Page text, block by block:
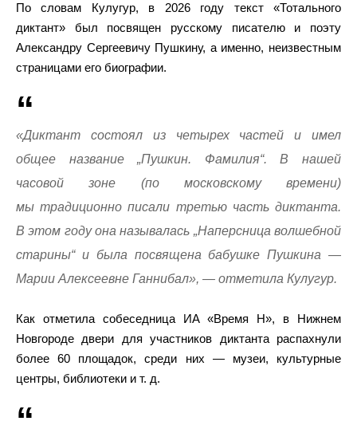
По словам Кулугур, в 2026 году текст «Тотального
диктант» был посвящен русскому писателю и поэту
Александру Сергеевичу Пушкину, а именно, неизвестным
страницами его биографии.
«Диктант состоял из четырех частей и имел
общее название „Пушкин. Фамилия“. В нашей
часовой зоне (по московскому времени)
мы традиционно писали третью часть диктанта.
В этом году она называлась „Наперсница волшебной
старины“ и была посвящена бабушке Пушкина —
Марии Алексеевне Ганнибал», — отметила Кулугур.
Как отметила собеседница ИА «Время Н», в Нижнем
Новгороде двери для участников диктанта распахнули
более 60 площадок, среди них — музеи, культурные
центры, библиотеки и т. д.